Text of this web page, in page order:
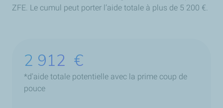
ZFE. Le cumul peut porter l’aide totale à plus de 5 200 €.
4 628 €
*d'aide totale potentielle avec la prime coup de
pouce